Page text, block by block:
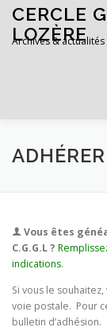
Aller au contenu
CERCLE
LOZÈRE
Archives &
ACCUEIL
ADHÉRER
Vous êtes
C.G.G.L ?
indications.
Si vous le
voie postale. Pour
bulletin d’adhésion.